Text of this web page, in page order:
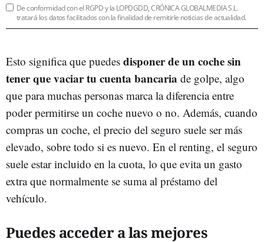
De conformidad con el RGPD y la LOPDGDD, CRÓNICA GLOBALMEDIA S.L.
tratará los datos facilitados con la finalidad de remitirle noticias de actualidad.
Esto significa que puedes disponer de un coche sin
tener que vaciar tu cuenta bancaria de golpe, algo
que para muchas personas marca la diferencia entre
poder permitirse un coche nuevo o no. Además, cuando
compras un coche, el precio del seguro suele ser más
elevado, sobre todo si es nuevo. En el renting, el seguro
suele estar incluido en la cuota, lo que evita un gasto
extra que normalmente se suma al préstamo del
vehículo.
Puedes acceder a las mejores